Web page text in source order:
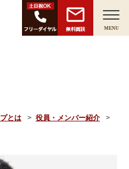
無料面談 MENU
とは 役員・メンバー紹介